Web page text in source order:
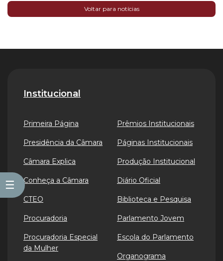
☰
Voltar para notícias
Institucional
Primeira Página
Presidência da Câmara
Câmara Explica
Conheça a Câmara
CTEO
Procuradoria
Procuradoria Especial
da Mulher
Prêmios Institucionais
Páginas Institucionais
Produção Institucional
Diário Oficial
Biblioteca e Pesquisa
Parlamento Jovem
Escola do Parlamento
Organograma